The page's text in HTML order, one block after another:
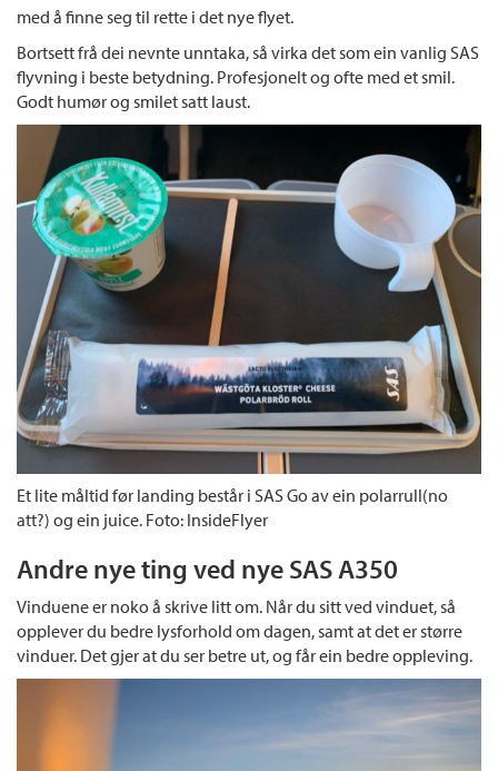
med å finne seg til rette i det nye flyet.
Bortsett frå dei nevnte unntaka, så virka det som ein vanlig SAS
flyvning i beste betydning. Profesjonelt og ofte med et smil.
Godt humør og smilet satt laust.
Et lite måltid før landing består i SAS Go av ein polarrull(no
att?) og ein juice. Foto: InsideFlyer
Andre nye ting ved nye SAS A350
Vinduene er noko å skrive litt om. Når du sitt ved vinduet, så
opplever du bedre lysforhold om dagen, samt at det er større
vinduer. Det gjer at du ser betre ut, og får ein bedre oppleving.